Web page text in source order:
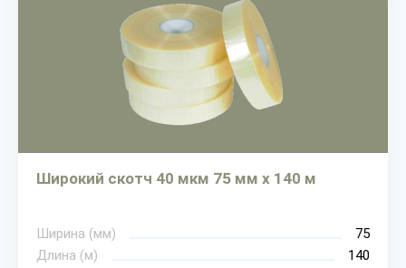
Широкий скотч 40 мкм 75 мм х 140 м
Ширина (мм)
75
Длина (м)
140